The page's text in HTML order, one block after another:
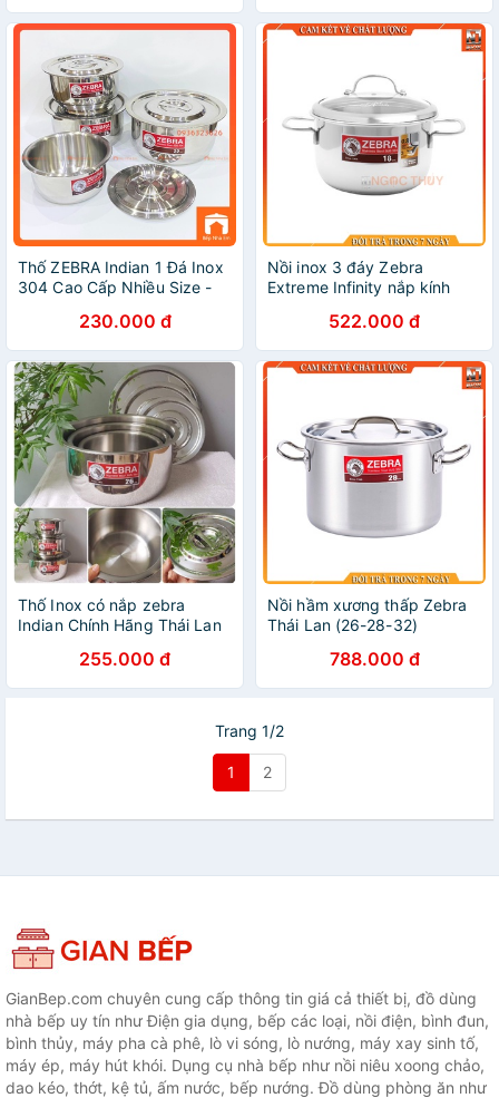
Thố ZEBRA Indian 1 Đá Inox
304 Cao Cấp Nhiều Size -
230.000 đ
Nồi inox 3 đáy Zebra
Extreme Infinity nắp kính
522.000 đ
Thố Inox có nắp zebra
Indian Chính Hãng Thái Lan
255.000 đ
Nồi hầm xương thấp Zebra
Thái Lan (26-28-32)
788.000 đ
Trang 1/2
1 2
GianBep.com chuyên cung cấp thông tin giá cả thiết bị, đồ dùng
nhà bếp uy tín như Điện gia dụng, bếp các loại, nồi điện, bình đun,
bình thủy, máy pha cà phê, lò vi sóng, lò nướng, máy xay sinh tố,
máy ép, máy hút khói. Dụng cụ nhà bếp như nồi niêu xoong chảo,
dao kéo, thớt, kệ tủ, ấm nước, bếp nướng. Đồ dùng phòng ăn như